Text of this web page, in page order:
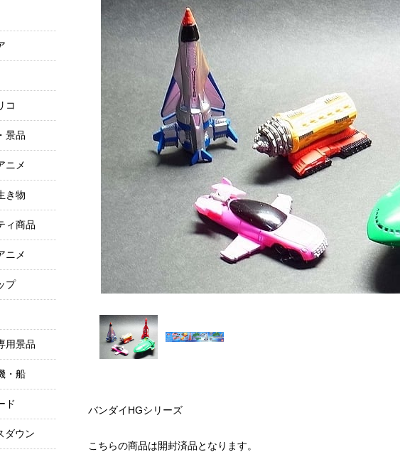
バンダイHGシリーズ
こちらの商品は開封済品となります。
コ
景品
ニメ
き物
ィ商品
ニメ
プ
用景品
・船
ド
ダウン